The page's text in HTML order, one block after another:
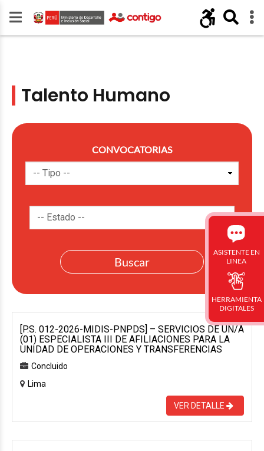
Talento Humano
CONVOCATORIAS
[P.S. 012-2026-MIDIS-PNPDS] – SERVICIOS DE UN/A
(01) ESPECIALISTA III DE AFILIACIONES PARA LA
UNIDAD DE OPERACIONES Y TRANSFERENCIAS
Concluido
Lima
VER DETALLE
ASISTENTE EN
LINEA
HERRAMIENTA
DIGITALES